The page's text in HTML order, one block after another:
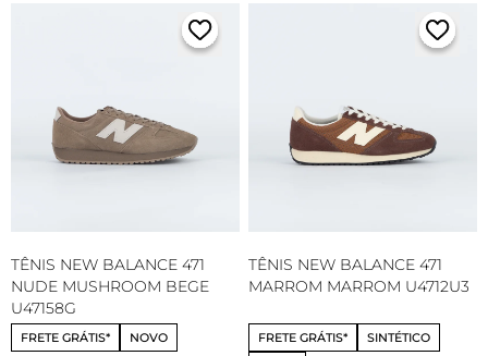
TÊNIS NEW BALANCE 471
NUDE MUSHROOM BEGE
U47158G
FRETE GRÁTIS* NOVO
TÊNIS NEW BALANCE 471
MARROM MARROM U4712U3
FRETE GRÁTIS*
SINTÉTICO